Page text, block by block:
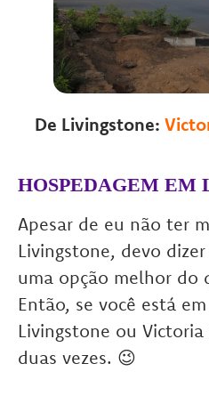
De Livingstone:
HOSPEDAGEM EM
Apesar de eu não ter
Livingstone, devo
uma opção melhor do
Então, se você está
Livingstone ou
duas vezes. 😉